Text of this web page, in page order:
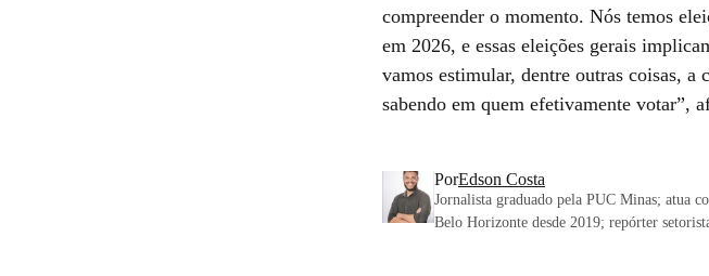
compreender o momento. Nós temos
em 2026, e essas eleições gerais
vamos estimular, dentre outras coisas, a
sabendo em quem efetivamente votar”,
PorEdson Costa
Jornalista graduado pela PUC Minas; atua
Belo Horizonte desde 2019; repórter